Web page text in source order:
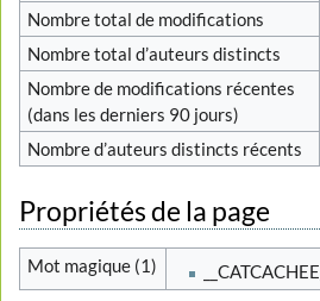
Nombre total de modifications
Nombre total d’auteurs distincts
Nombre de modifications récentes
(dans les derniers 90 jours)
Nombre d’auteurs distincts récents
Propriétés de la page
Mot magique (1)